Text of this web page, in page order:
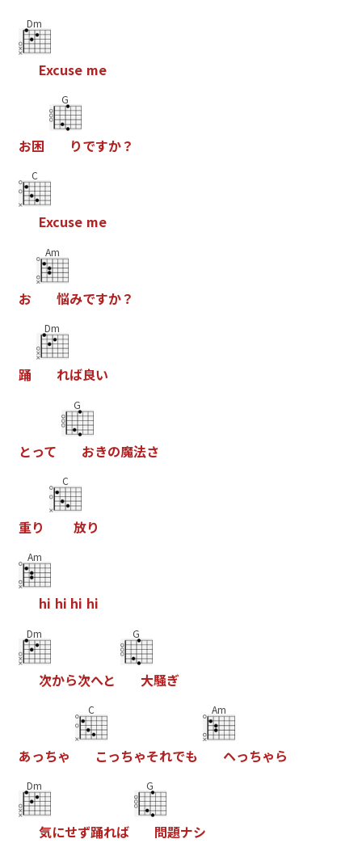
Dm
Excuse me
お困
G
りですか？
C
Excuse me
お
Am
悩みですか？
踊
Dm
れば良い
とって
G
おきの魔法さ
重り
C
放り
Am
hi hi hi hi
Dm
次から次へと
G
大騒ぎ
あっちゃ
C
こっちゃそれでも
Am
ヘっちゃら
Dm
気にせず踊れば
G
問題ナシ